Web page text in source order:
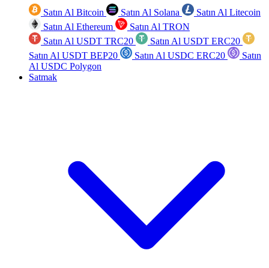
Satın Al Bitcoin Satın Al Solana
Satın Al Litecoin
Satın Al Ethereum
Satın Al TRON
Satın Al USDT TRC20
Satın Al USDT ERC20
Satın Al USDT BEP20
Satın Al USDC ERC20
Satın
Al USDC Polygon
Satmak